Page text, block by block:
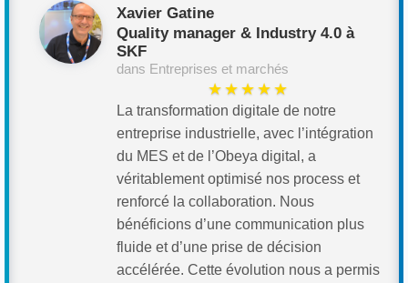
Xavier Gatine
Quality manager & Industry 4.0 à
SKF
dans Entreprises et marchés
★★★★★
La transformation digitale de notre
entreprise industrielle, avec l’intégration
du MES et de l’Obeya digital, a
véritablement optimisé nos process et
renforcé la collaboration. Nous
bénéficions d’une communication plus
fluide et d’une prise de décision
accélérée. Cette évolution nous a permis